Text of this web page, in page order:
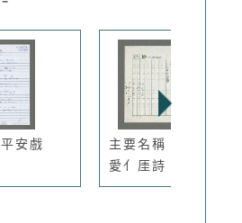
安戲
主要名稱：因為有人
愛亻厓詩（...